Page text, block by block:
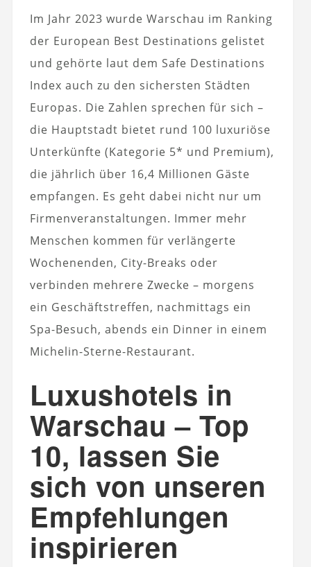
Im Jahr 2023 wurde Warschau im Ranking
der European Best Destinations gelistet
und gehörte laut dem Safe Destinations
Index auch zu den sichersten Städten
Europas. Die Zahlen sprechen für sich –
die Hauptstadt bietet rund 100 luxuriöse
Unterkünfte (Kategorie 5* und Premium),
die jährlich über 16,4 Millionen Gäste
empfangen. Es geht dabei nicht nur um
Firmenveranstaltungen. Immer mehr
Menschen kommen für verlängerte
Wochenenden, City-Breaks oder
verbinden mehrere Zwecke – morgens
ein Geschäftstreffen, nachmittags ein
Spa-Besuch, abends ein Dinner in einem
Michelin-Sterne-Restaurant.
Luxushotels in
Warschau – Top
10, lassen Sie
sich von unseren
Empfehlungen
inspirieren